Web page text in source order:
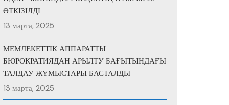
ӨТКІЗІЛДІ
13 марта, 2025
МЕМЛЕКЕТТІК АППАРАТТЫ
БЮРОКРАТИЯДАН АРЫЛТУ БАҒЫТЫНДАҒЫ
ТАЛДАУ ЖҰМЫСТАРЫ БАСТАЛДЫ
13 марта, 2025